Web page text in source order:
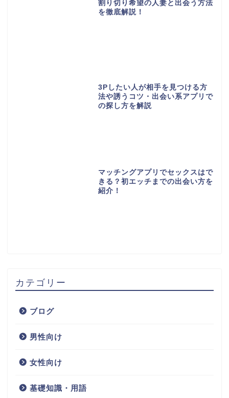
割り切り希望の人妻と出会う方法
を徹底解説！
3Pしたい人が相手を見つける方
法や誘うコツ・出会い系アプリで
の探し方を解説
マッチングアプリでセックスはで
きる？初エッチまでの出会い方を
紹介！
カテゴリー
ブログ
男性向け
女性向け
基礎知識・用語